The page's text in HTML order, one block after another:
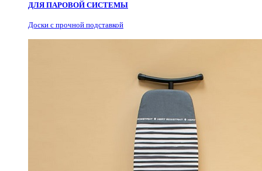
ДЛЯ ПАРОВОЙ СИСТЕМЫ
Доски с прочной подставкой